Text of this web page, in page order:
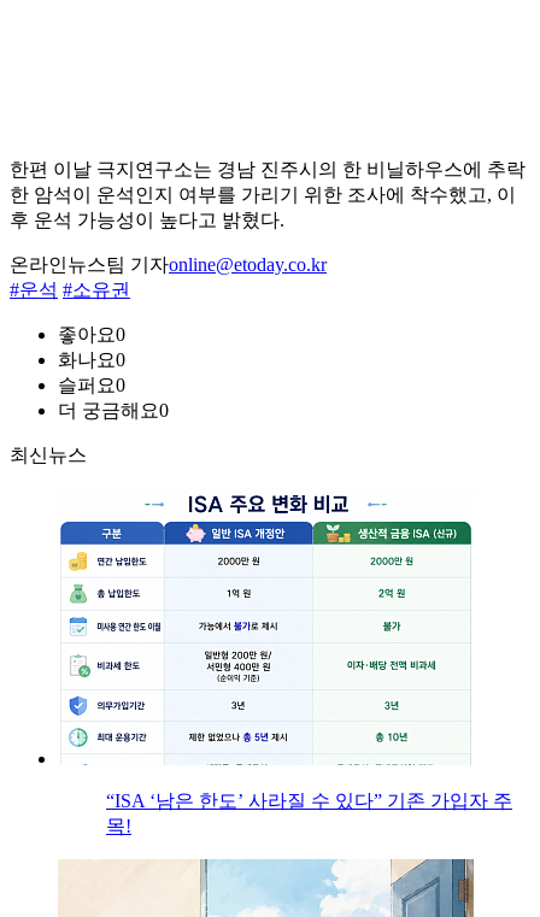
한편 이날 극지연구소는 경남 진주시의 한 비닐하우스에 추락
한 암석이 운석인지 여부를 가리기 위한 조사에 착수했고, 이
후 운석 가능성이 높다고 밝혔다.
온라인뉴스팀 기자online@etoday.co.kr
#운석 #소유권
좋아요0
화나요0
슬퍼요0
더 궁금해요0
최신뉴스
“ISA ‘남은 한도’ 사라질 수 있다” 기존 가입자 주
목!